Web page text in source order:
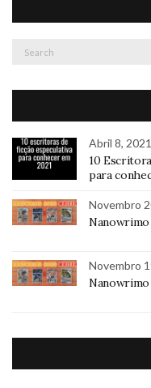
Abril 8, 2021
10
para
Novembro
Nanowrimo
Novembro
Nanowrimo